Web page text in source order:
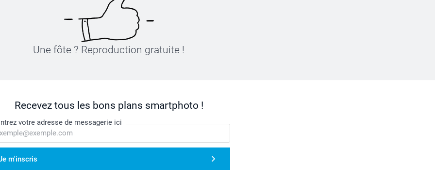
Une fôte ? Reproduction gratuite !
Recevez tous les bons plans smartphoto !
votre adresse de messagerie ici
m'inscris